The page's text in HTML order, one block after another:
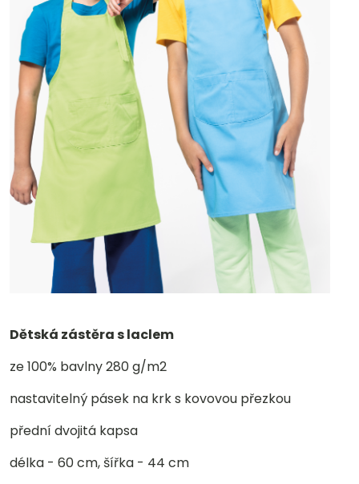
Dětská zástěra s laclem
ze 100% bavlny 280 g/m2
nastavitelný pásek na krk s kovovou přezkou
přední dvojitá kapsa
délka - 60 cm, šířka - 44 cm